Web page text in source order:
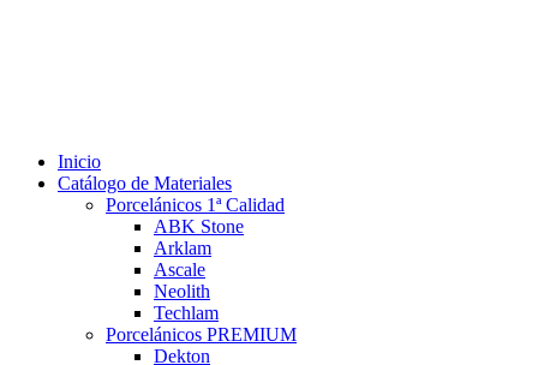
Inicio
Catálogo de Materiales
Porcelánicos 1ª Calidad
ABK Stone
Arklam
Ascale
Neolith
Techlam
Porcelánicos PREMIUM
Dekton